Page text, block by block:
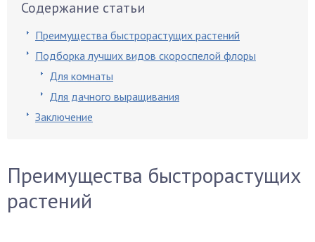
Содержание статьи
Преимущества быстрорастущих растений
Подборка лучших видов скороспелой флоры
Для комнаты
Для дачного выращивания
Заключение
Преимущества быстрорастущих
растений